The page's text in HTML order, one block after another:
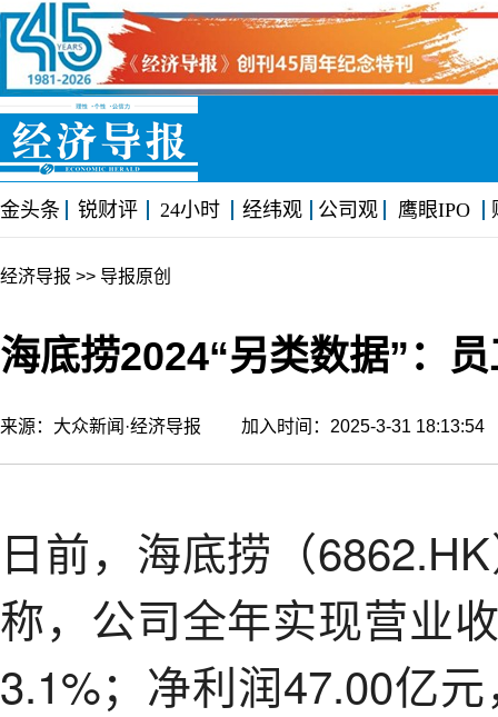
金头条 锐财评 24小时 经纬观 公司观 鹰眼IPO
经济导报 >> 导报原创
海底捞2024“另类数据”：
来源：大众新闻·经济导报 加入时间：2025-3-31
日前，海底捞（
称，公司全年实现营业
3.1%；净利润47.00亿